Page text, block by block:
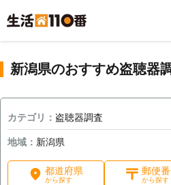
新潟県のおすすめ盗聴器
カテゴリ： 盗聴器調査
地域： 新潟県
都道府県
から探す
郵便
から探す